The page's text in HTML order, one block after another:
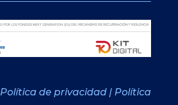
Política de privacidad | Política